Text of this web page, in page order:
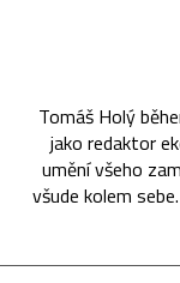
Tomáš Holý
jako redaktor
umění všeho
všude kolem